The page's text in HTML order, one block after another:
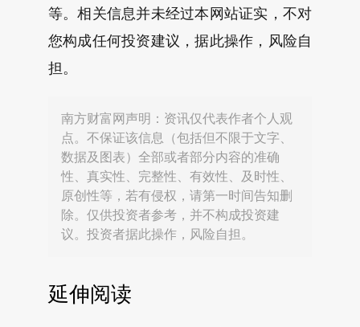
等。相关信息并未经过本网站证实，不对
您构成任何投资建议，据此操作，风险自
担。
南方财富网声明：资讯仅代表作者个人观
点。不保证该信息（包括但不限于文字、
数据及图表）全部或者部分内容的准确
性、真实性、完整性、有效性、及时性、
原创性等，若有侵权，请第一时间告知删
除。仅供投资者参考，并不构成投资建
议。投资者据此操作，风险自担。
延伸阅读